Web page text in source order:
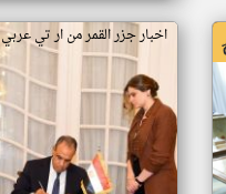
اخبار جزر القمر من ار تي عربي